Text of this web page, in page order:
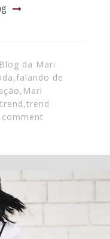
Blog da Mari
,falando de
, Mari
trend,trend